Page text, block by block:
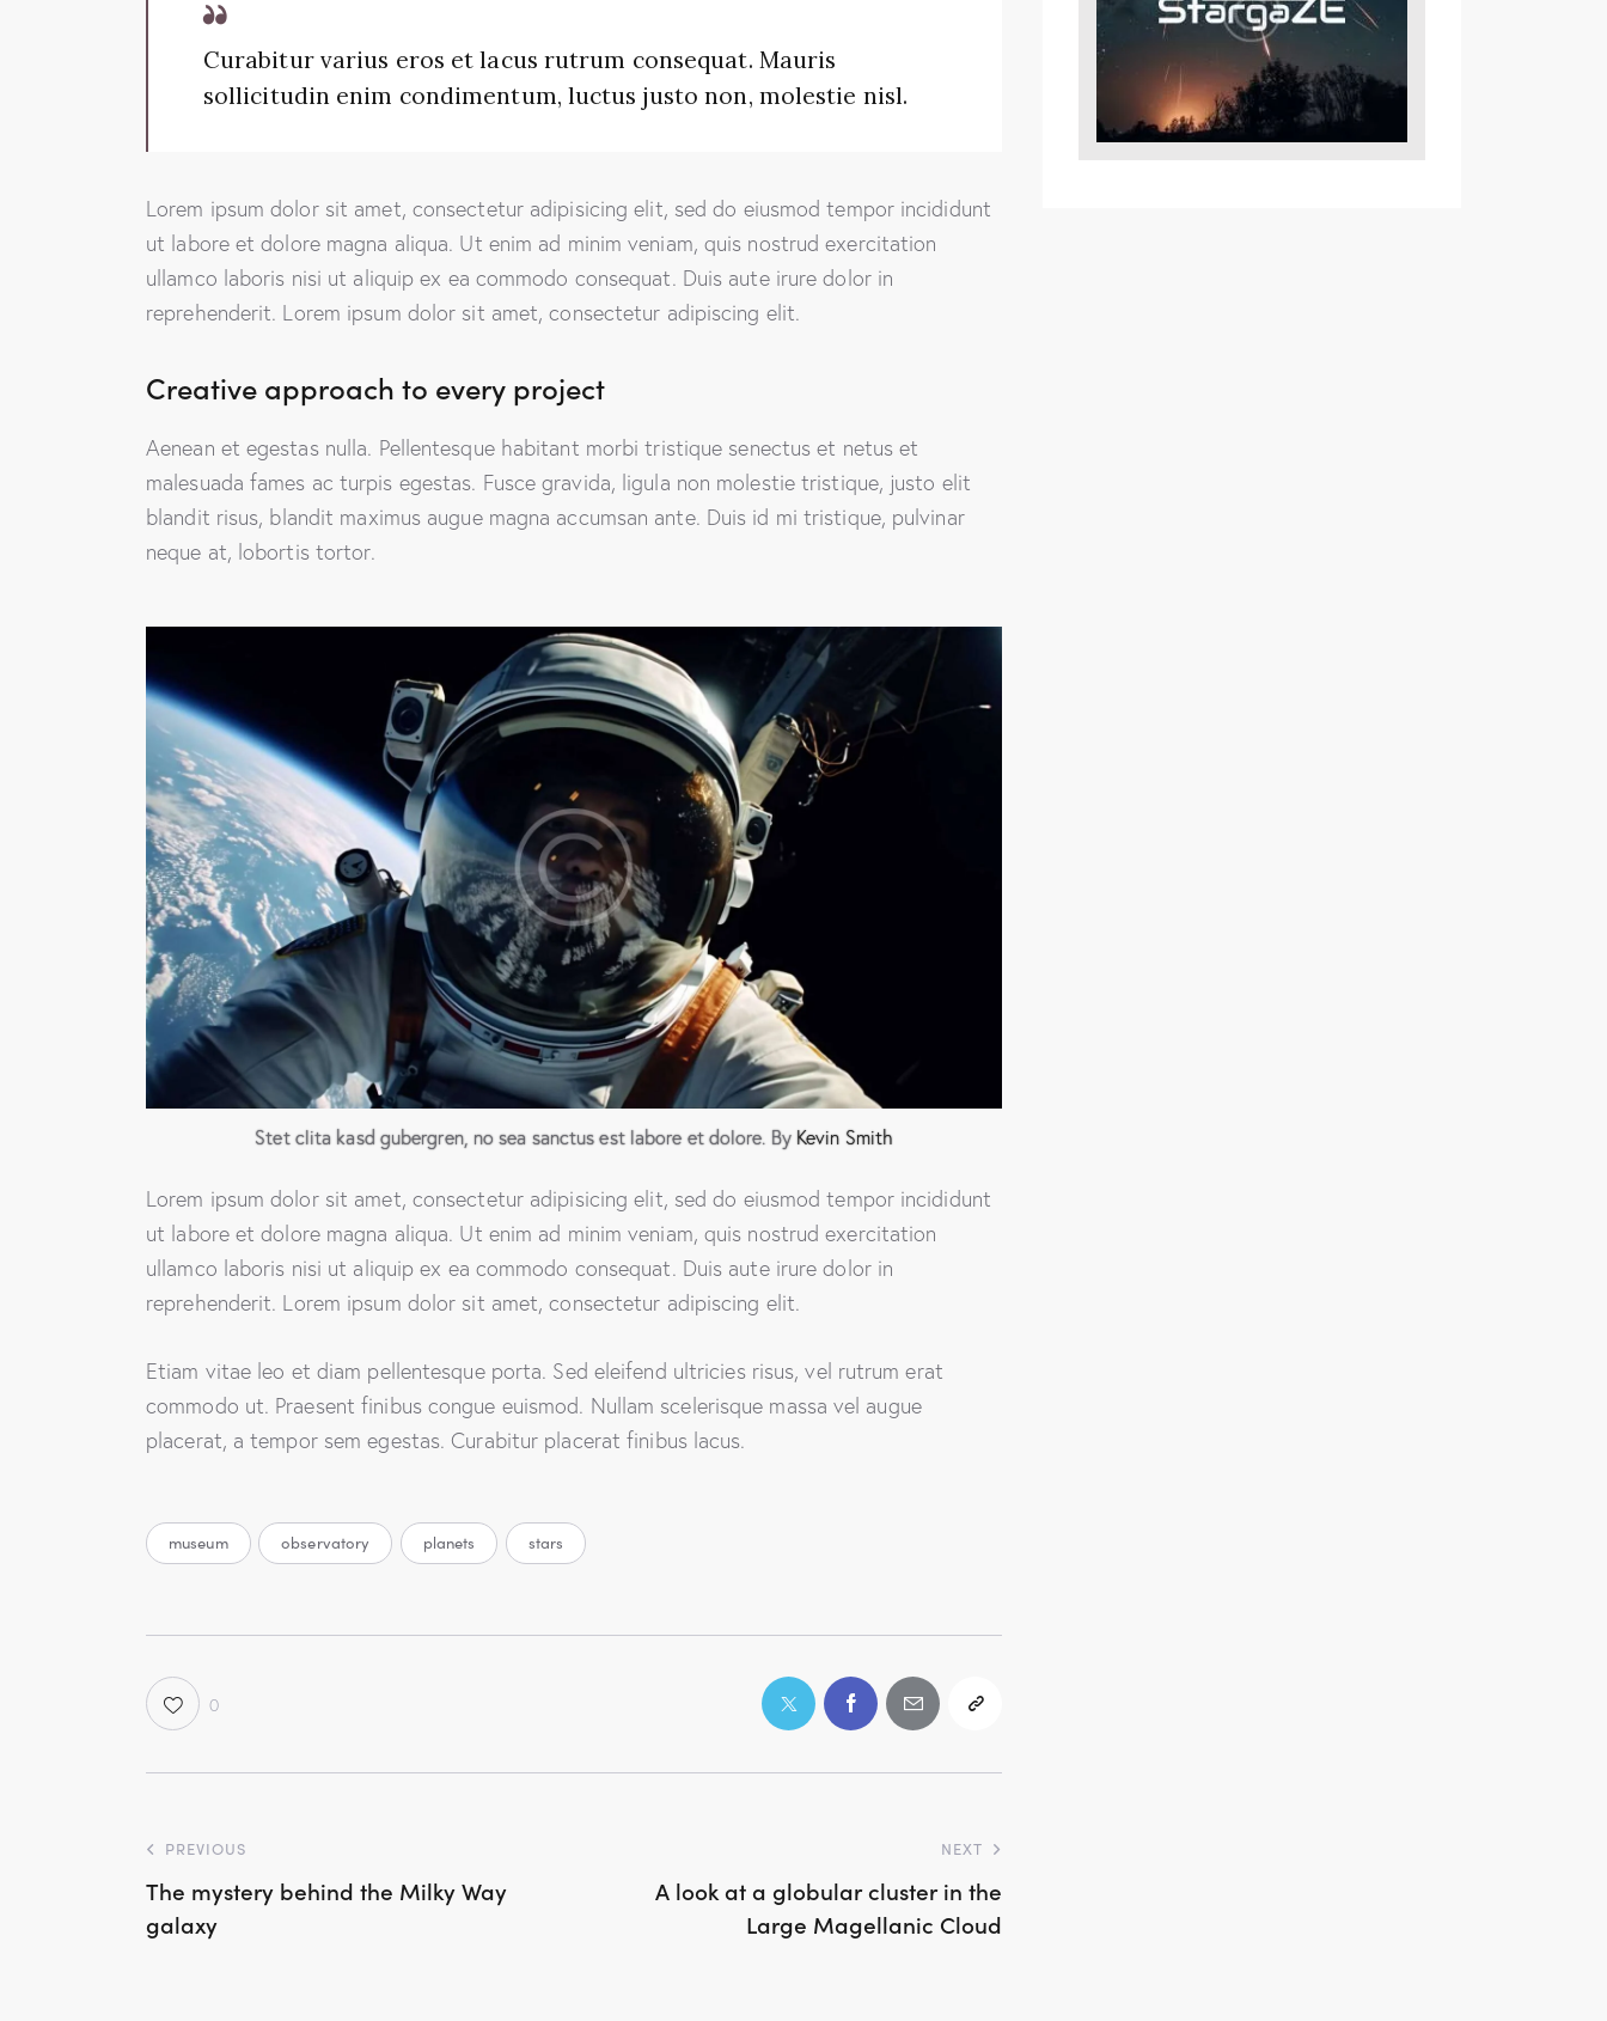
Curabitur varius eros et lacus rutrum consequat. Mauris
sollicitudin enim condimentum, luctus justo non, molestie nisl.
Lorem ipsum dolor sit amet, consectetur adipisicing elit, sed do eiusmod tempor incididunt
ut labore et dolore magna aliqua. Ut enim ad minim veniam, quis nostrud exercitation
ullamco laboris nisi ut aliquip ex ea commodo consequat. Duis aute irure dolor in
reprehenderit. Lorem ipsum dolor sit amet, consectetur adipiscing elit.
Creative approach to every project
Aenean et egestas nulla. Pellentesque habitant morbi tristique senectus et netus et
malesuada fames ac turpis egestas. Fusce gravida, ligula non molestie tristique, justo elit
blandit risus, blandit maximus augue magna accumsan ante. Duis id mi tristique, pulvinar
neque at, lobortis tortor.
Stet clita kasd gubergren, no sea sanctus est labore et dolore. By Kevin Smith
Lorem ipsum dolor sit amet, consectetur adipisicing elit, sed do eiusmod tempor incididunt
ut labore et dolore magna aliqua. Ut enim ad minim veniam, quis nostrud exercitation
ullamco laboris nisi ut aliquip ex ea commodo consequat. Duis aute irure dolor in
reprehenderit. Lorem ipsum dolor sit amet, consectetur adipiscing elit.
Etiam vitae leo et diam pellentesque porta. Sed eleifend ultricies risus, vel rutrum erat
commodo ut. Praesent finibus congue euismod. Nullam scelerisque massa vel augue
placerat, a tempor sem egestas. Curabitur placerat finibus lacus.
museum observatory planets stars
0
PREVIOUS
The mystery behind the Milky Way
galaxy
NEXT
A look at a globular cluster in the
Large Magellanic Cloud